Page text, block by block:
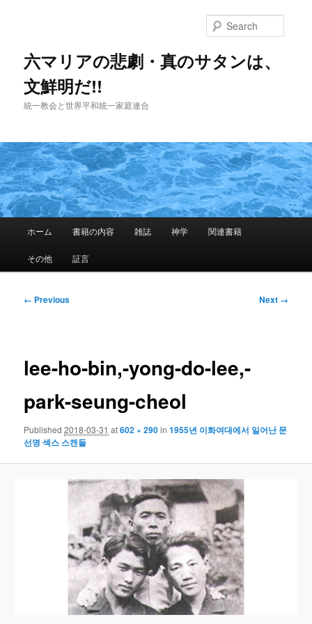
content六マリアの悲劇・真のサタンは、
文鮮明だ!!
統一教会と世界平和統一家庭連合
ホーム 書籍の内容 雑誌 神学 関連書籍
その他 証言
Image
← Previous Next →
lee-ho-bin,-yong-do-lee,-
park-seung-cheol
Published2018-03-31 at602 × 290in1955년 이화여대에서 일어난 문
선명 섹스 스캔들